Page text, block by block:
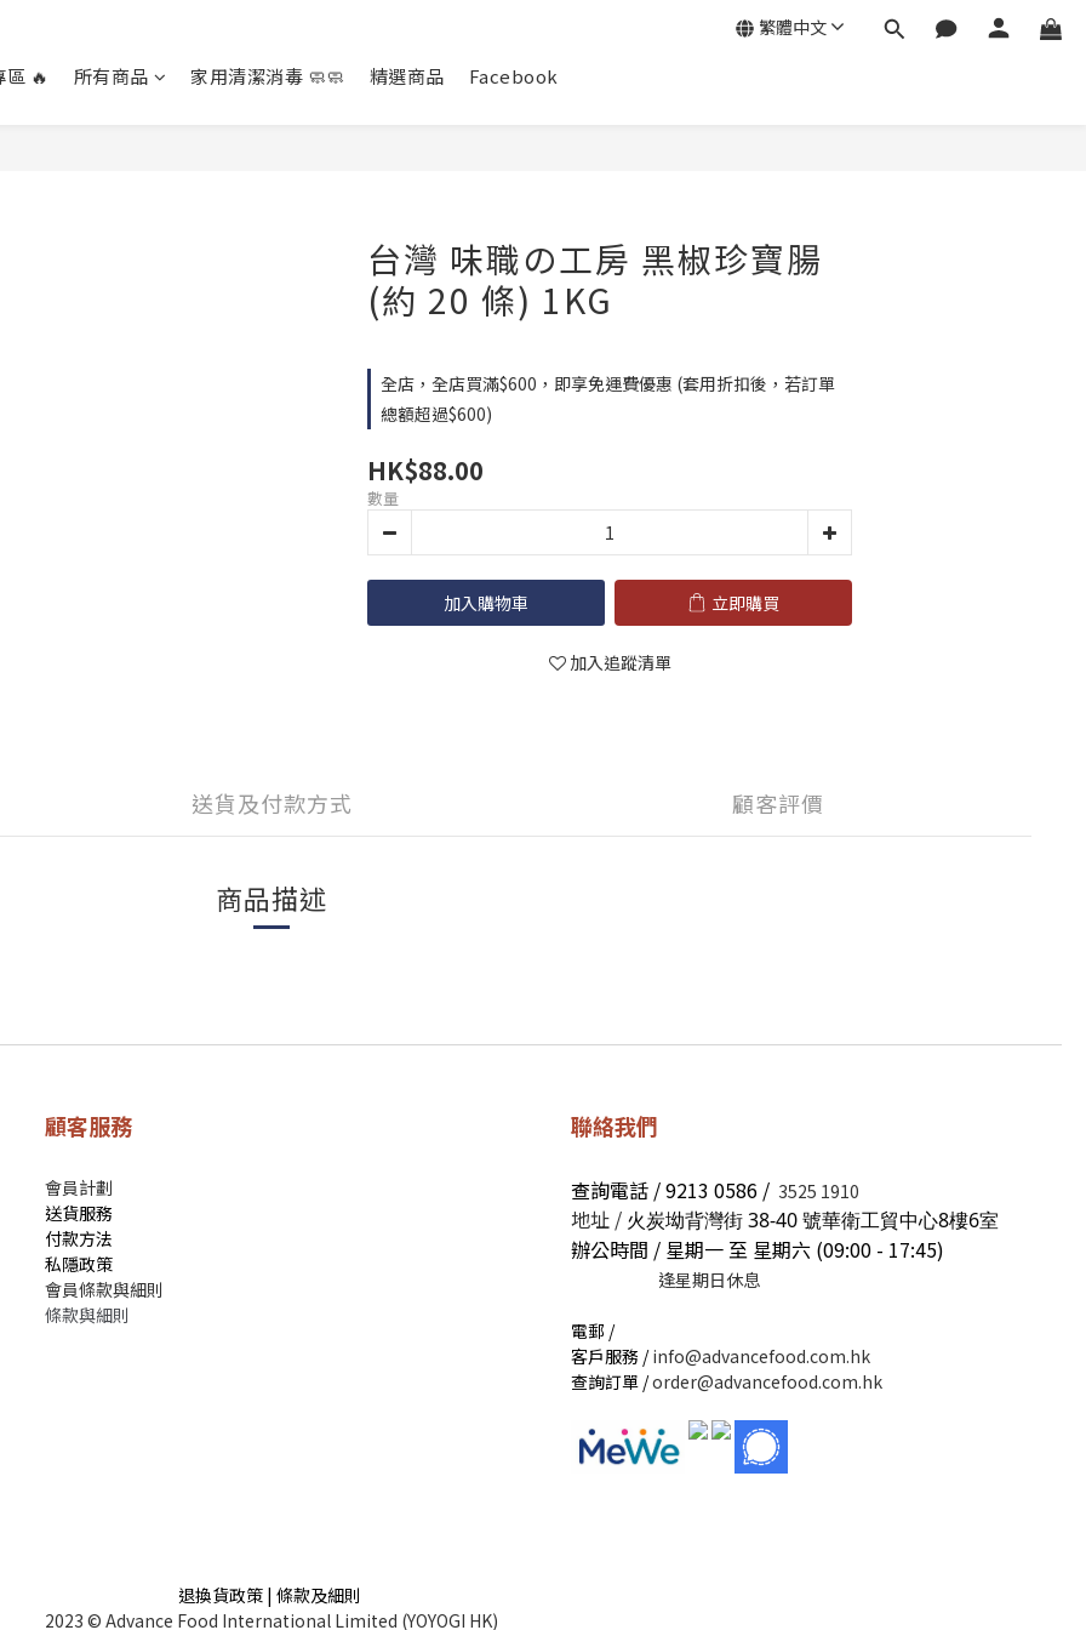
區 🔥 所有商品 家用清潔消毒 🧼🧼 精選商品 Facebook
繁體中文
台灣 味職の工房 黑椒珍寶腸
(約 20 條) 1KG
全店，全店買滿$600，即享免運費優惠 (套用折扣後，若訂單
總額超過$600)
HK$88.00
數量
加入購物車 立即購買
加入追蹤清單
送貨及付款方式 顧客評價
商品描述
顧客服務
會員計劃
送貨服務
付款方法
私隱政策
會員條款與細則
條款與細則
聯絡我們
查詢電話 / 9213 0586 / 3525 1910
地址 / 火炭坳背灣街 38-40 號華衛工貿中心8樓6室
辦公時間 / 星期一 至 星期六 (09:00 - 17:45)
逢星期日休息
電郵 /
客戶服務 /info@advancefood.com.hk
查詢訂單 /order@advancefood.com.hk
退換貨政策 | 條款及細則
2023 © Advance Food International Limited (YOYOGI HK)